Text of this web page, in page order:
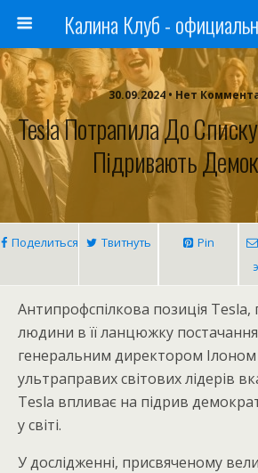
30.09.2024 • Нет
Tesla Потрапила До
Підривають
Поделиться Твитнуть Pin
Антипрофспілкова позиція
людини в її ланцюжку
генеральним директором
ультраправих світових лідерів
Tesla впливає на підрив
у світі.
У дослідженні, присвяченому